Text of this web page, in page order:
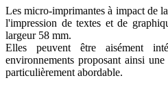
Les micro-imprimantes à impact de
l'impression de textes et de
largeur 58 mm.
Elles peuvent être aisément
environnements proposant ainsi
particulièrement abordable.